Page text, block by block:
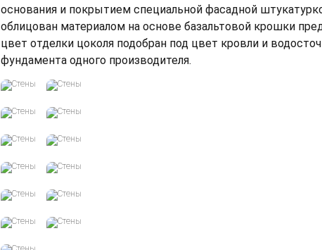
основания и покрытием специальной фасадной
облицован материалом на основе базальтовой крошки
цвет отделки цоколя подобран под цвет кровли и
фундамента одного производителя.